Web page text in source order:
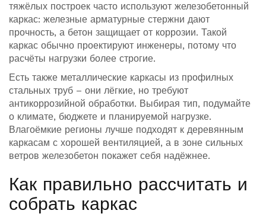
тяжёлых построек часто используют железобетонный
каркас: железные арматурные стержни дают
прочность, а бетон защищает от коррозии. Такой
каркас обычно проектируют инженеры, потому что
расчёты нагрузки более строгие.
Есть также металлические каркасы из профилных
стальных труб – они лёгкие, но требуют
антикоррозийной обработки. Выбирая тип, подумайте
о климате, бюджете и планируемой нагрузке.
Влагоёмкие регионы лучше подходят к деревянным
каркасам с хорошей вентиляцией, а в зоне сильных
ветров железобетон покажет себя надёжнее.
Как правильно рассчитать и
собрать каркас